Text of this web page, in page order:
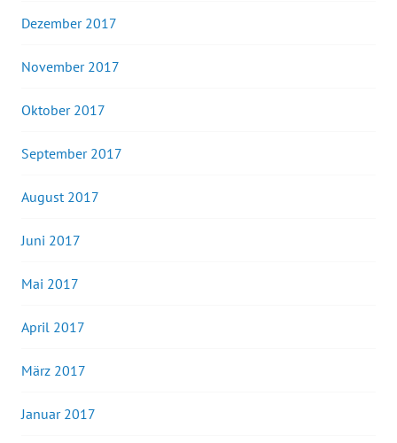
Dezember 2017
November 2017
Oktober 2017
September 2017
August 2017
Juni 2017
Mai 2017
April 2017
März 2017
Januar 2017